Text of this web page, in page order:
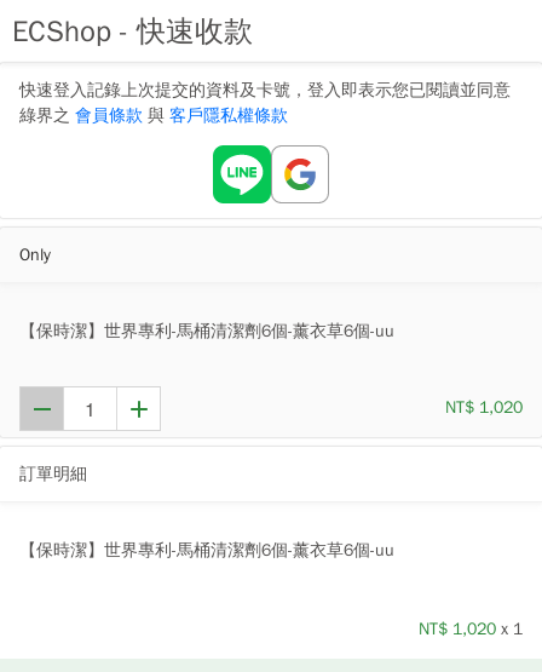
ECShop - 快速收款
快速登入記錄上次提交的資料及卡號，登入即表示您已閱讀並同意
綠界之 會員條款 與 客戶隱私權條款
Only
【保時潔】世界專利-馬桶清潔劑6個-薰衣草6個-uu
NT$ 1,020
訂單明細
【保時潔】世界專利-馬桶清潔劑6個-薰衣草6個-uu
NT$ 1,020 x 1